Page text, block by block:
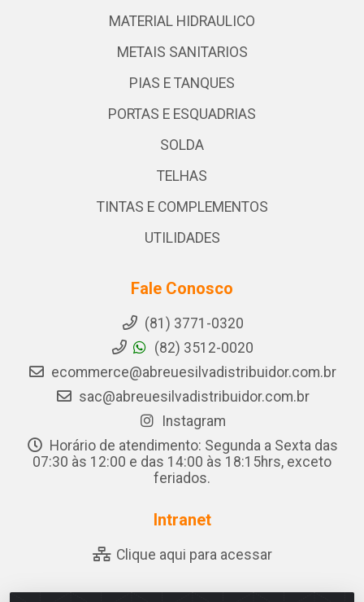
MATERIAL HIDRAULICO
METAIS SANITARIOS
PIAS E TANQUES
PORTAS E ESQUADRIAS
SOLDA
TELHAS
TINTAS E COMPLEMENTOS
UTILIDADES
Fale Conosco
(81) 3771-0320
(82) 3512-0020
ecommerce@abreuesilvadistribuidor.com.br
sac@abreuesilvadistribuidor.com.br
Instagram
Horário de atendimento: Segunda a Sexta das
07:30 às 12:00 e das 14:00 às 18:15hrs, exceto
feriados.
Intranet
Clique aqui para acessar